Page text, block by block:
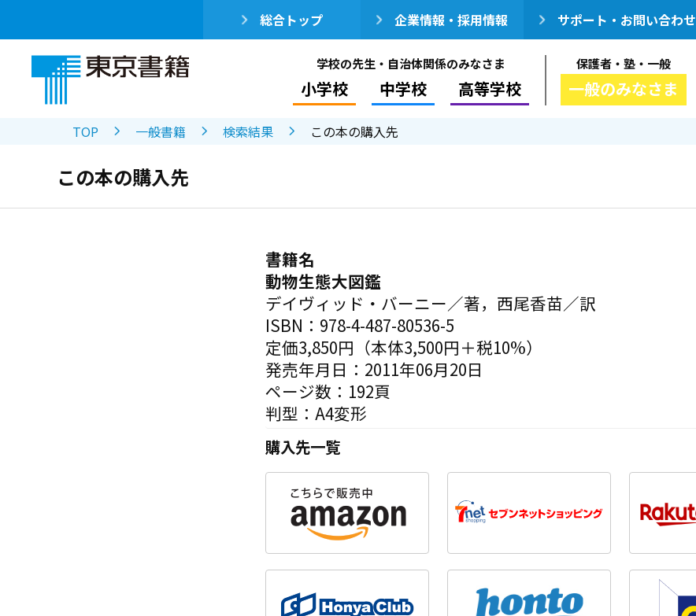
総合トップ 企業情報・採用情報 サポート・お問い合わせ
学校の先生・自治体関係のみなさま
小学校 中学校 高等学校
保護者・塾・一般
一般のみなさま
TOP 一般書籍 検索結果 この本の購入先
この本の購入先
書籍名
動物生態大図鑑
デイヴィッド・バーニー／著，西尾香苗／訳
ISBN：978-4-487-80536-5
定価3,850円（本体3,500円＋税10%）
発売年月日：2011年06月20日
ページ数：192頁
判型：A4変形
購入先一覧